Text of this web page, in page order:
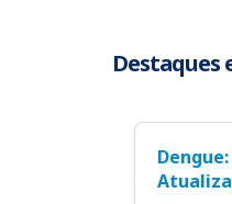
Destaques